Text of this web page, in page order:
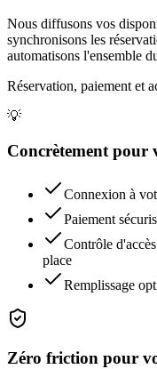
Nous diffusons vos
synchronisons les
automatisons l'ensemble
Réservation, paiement et
💡
Concrètement pour
Connexion à
Paiement
Contrôle
place
Remplissage
Zéro friction pour